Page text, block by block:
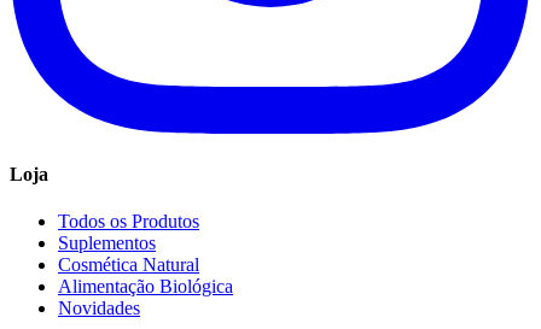
Loja
Todos os Produtos
Suplementos
Cosmética Natural
Alimentação Biológica
Novidades